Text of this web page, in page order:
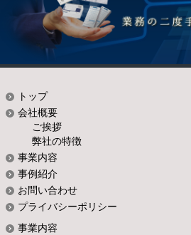
トップ
会社概要
ご挨拶
弊社の特徴
事業内容
事例紹介
お問い合わせ
プライバシーポリシー
事業内容